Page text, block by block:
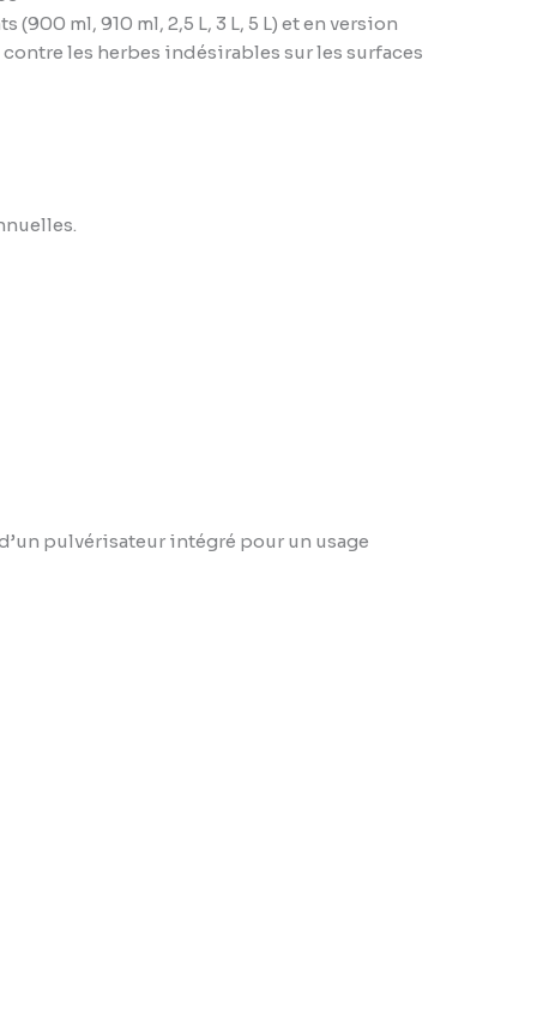
ml, 910 ml, 2,5 L, 3 L, 5 L) et en version
les herbes indésirables sur les surfaces
pulvérisateur intégré pour un usage